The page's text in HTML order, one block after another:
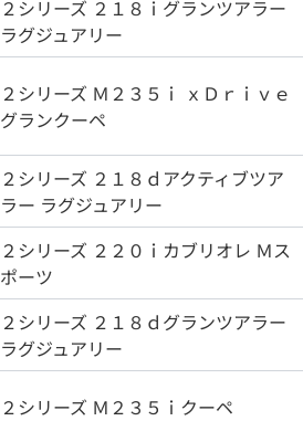
２シリーズ ２１８ｉグランツアラー
ラグジュアリー
２シリーズ Ｍ２３５ｉ ｘＤｒｉｖｅ
グランクーペ
２シリーズ ２１８ｄアクティブツア
ラー ラグジュアリー
２シリーズ ２２０ｉカブリオレ Ｍス
ポーツ
２シリーズ ２１８ｄグランツアラー
ラグジュアリー
２シリーズ Ｍ２３５ｉクーペ